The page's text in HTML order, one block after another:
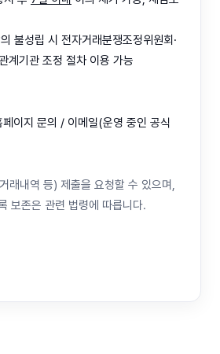
불성립 시 전자거래분쟁조정위원회·
계기관 조정 절차 이용 가능
이지 문의 / 이메일(운영 중인 공식
래내역 등) 제출을 요청할 수 있으며,
보존은 관련 법령에 따릅니다.